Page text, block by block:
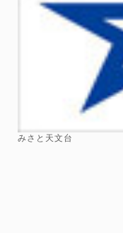
みさと天文台